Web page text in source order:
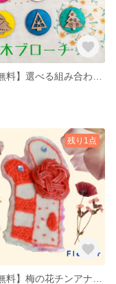
残り1点